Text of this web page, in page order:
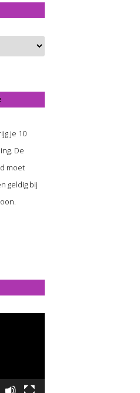
je 10
De
moet
geldig bij